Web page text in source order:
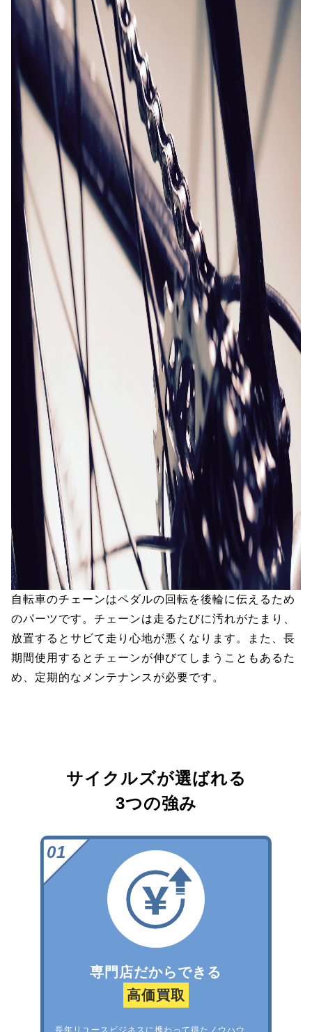
自転車のチェーンはペダルの回転を後輪に伝えるため
のパーツです。チェーンは走るたびに汚れがたまり、
放置するとサビて走り心地が悪くなります。また、長
期間使用するとチェーンが伸びてしまうこともあるた
め、定期的なメンテナンスが必要です。
サイクルズが選ばれる
3つの強み
専門店だからできる
高価買取